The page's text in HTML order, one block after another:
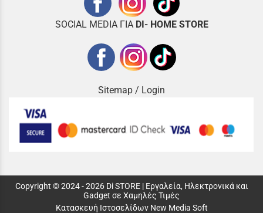
SOCIAL MEDIA ΓΙΑ DI- HOME STORE
Sitemap / Login
Copyright © 2024 - 2026 Di STORE | Εργαλεία, Ηλεκτρονικά και
Gadget σε Χαμηλές Τιμές
Κατασκευή Ιστοσελίδων New Media Soft